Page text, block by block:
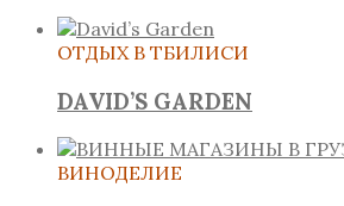
ОТДЫХ В ТБИЛИСИ
DAVID’S GARDEN
ВИНОДЕЛИЕ